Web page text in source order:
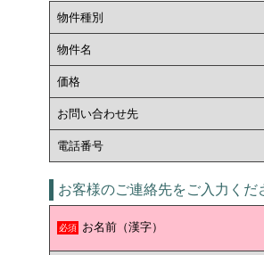
物件種別
物件名
価格
お問い合わせ先
電話番号
お客様のご連絡先をご入力くだ
必須 お名前（漢字）